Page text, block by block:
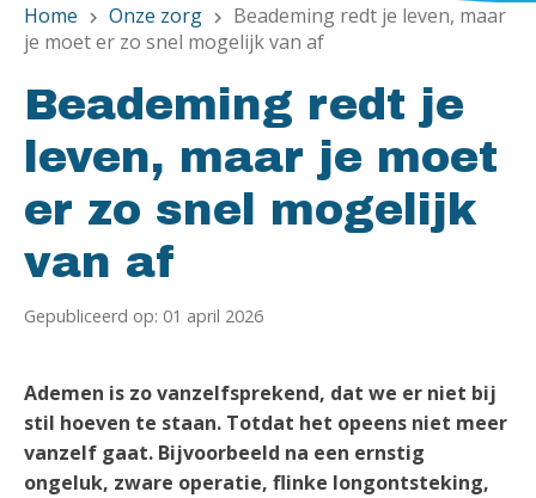
Home chevron_right Onze zorg chevron_right
Beademing redt je leven, maar
je moet er zo snel mogelijk van af
Beademing redt je
leven, maar je moet
er zo snel mogelijk
van af
Gepubliceerd op: 01 april 2026
Ademen is zo vanzelfsprekend, dat we er niet bij
stil hoeven te staan. Totdat het opeens niet meer
vanzelf gaat. Bijvoorbeeld na een ernstig
ongeluk, zware operatie, flinke longontsteking,